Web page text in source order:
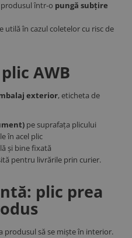
într-o pungă subțire
utilă în cazul coletelor cu risc de
AWB
exterior, eticheta de
pe suprafața plicului
în acel plic
și bine fixată
pentru livrările prin curier.
plic prea
produsul să se miște în interior.